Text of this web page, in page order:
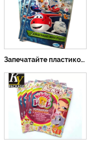
Запечатайте пластиковые пакеты-саше из алюминиевой фольги